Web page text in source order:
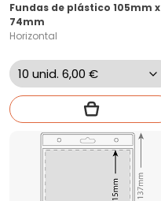
Fundas de plástico 105mm x
74mm
Horizontal